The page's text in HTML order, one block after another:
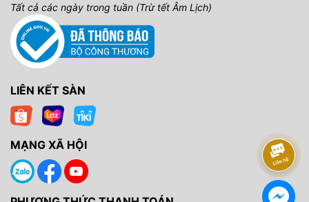
Tất cả các ngày trong tuần (Trừ tết Âm Lịch)
LIÊN KẾT SÀN
MẠNG XÃ HỘI